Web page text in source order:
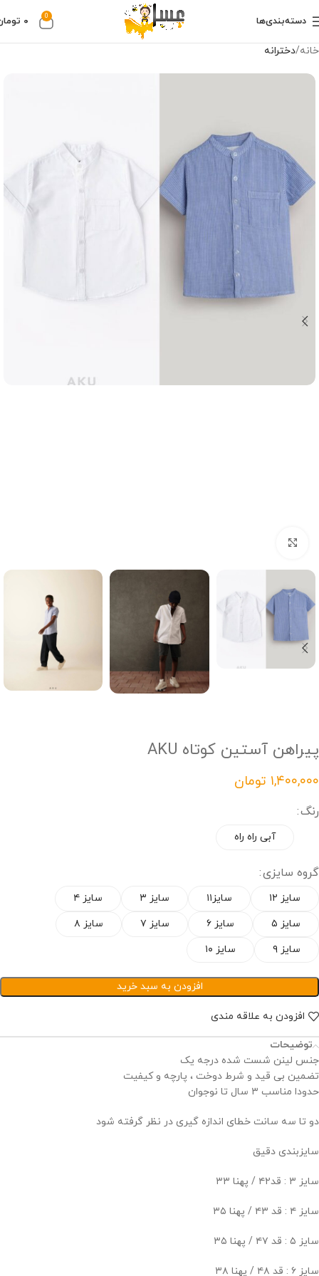
دسته‌بندی‌ها 0 ۰
خانه دخترانه
پیراهن آستین کوتاه AKU
تومان
رنگ
آبی راه راه
گروه سایزی
سایز ۱۲ سایز۱۱ سایز ۳
سایز ۴
سایز ۵
سایز ۶ سایز ۷
سایز ۸
سایز ۹
سایز ۱۰
افزودن به سبد خرید
افزودن به علاقه مندی
توضیحات
جنس لینن شست شده درجه یک
تضمین بی قید و شرط دوخت ، پارچه و کیفیت
حدودا مناسب ۳ سال تا نوجوان
دو تا سه سانت خطای اندازه گیری در نظر گرفته شود
سایزبندی دقيق
سایز ۳ : قد۴۲ / پهنا ۳۳
سایز ۴ : قد ۴۳ / پهنا ۳۵
سایز ۵ : قد ۴۷ / پهنا ۳۵
سایز ۶ : قد ۴۸ / پهنا ۳۸